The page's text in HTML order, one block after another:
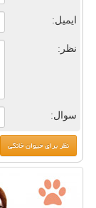
ایمیل:
نظر:
سوال: